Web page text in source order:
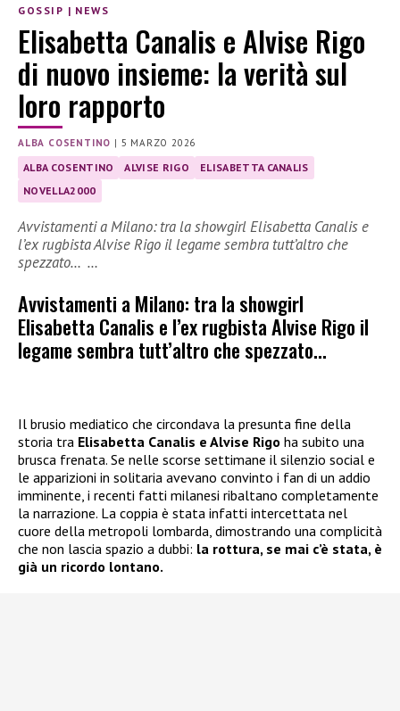
GOSSIP | NEWS
Elisabetta Canalis e Alvise Rigo
di nuovo insieme: la verità sul
loro rapporto
ALBA COSENTINO | 5 MARZO 2026
ALBA COSENTINO ALVISE RIGO
ELISABETTA CANALIS
NOVELLA2000
Avvistamenti a Milano: tra la showgirl Elisabetta Canalis e
l’ex rugbista Alvise Rigo il legame sembra tutt’altro che
spezzato… …
Avvistamenti a Milano: tra la showgirl
Elisabetta Canalis e l’ex rugbista Alvise Rigo il
legame sembra tutt’altro che spezzato…
Il brusio mediatico che circondava la presunta fine della
storia tra Elisabetta Canalis e Alvise Rigo ha subito una
brusca frenata. Se nelle scorse settimane il silenzio social e
le apparizioni in solitaria avevano convinto i fan di un addio
imminente, i recenti fatti milanesi ribaltano completamente
la narrazione. La coppia è stata infatti intercettata nel
cuore della metropoli lombarda, dimostrando una complicità
che non lascia spazio a dubbi: la rottura, se mai c’è stata, è
già un ricordo lontano.